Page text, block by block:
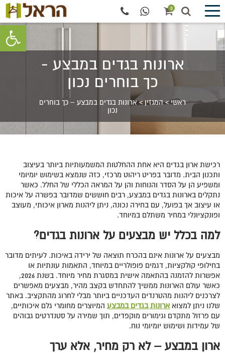
פתח
0
ארונות בגדים במבצע -
כך בוחרים נכון
ראשי>המגזין>ארונות בגדים במבצע – כך בוחרים
נכון
רכישת ארון בגדים היא אחת ההחלטות המשמעותיות ביותר בעיצוב
ותכנון הבית. מדובר בפריט ריהוט מרכזי, כזה שנמצא בשימוש יומיומי
ומשפיע הן על הסדר והנוחות והן על המראה הכללי של החלל. כאשר
נתקלים בארונות בגדים במבצע, רבים חוששים שמדובר בפשרה על איכות
או עיצוב אך בפועל, עם בחירה נכונה, ניתן ליהנות מארון איכותי, מעוצב
ופונקציונלי במחיר משתלם במיוחד.
למה בכלל יש מבצעים על ארונות בגדים?
מבצעים על ארונות אינם בהכרח תוצאה של ירידה באיכות. לעיתים מדובר
בחילופי קולקציות, דגמים פופולריים במיוחד, התאמות עונתיות או
אפשרות להזמנה בהתאמה אישית במסגרת מחיר מיוחד. בשנת 2026,
כאשר עולם הארונות ממשיך להתחדש בקצב מהיר, מבצעים מאפשרים
לצרכנים ליהנות מהטרנדים העדכניים ביותר מבלי לחרוג מהתקציב. באתר
שלנו ניתן למצוא ארונות בגדים במבצע המיוצרים מחומרי גלם איכותיים,
עם פרזול מתקדם וגימורים מוקפדים, תוך שמירה על סטנדרטים גבוהים
של עמידות ושימוש יומיומי נוח.
ארון במבצע – לא רק מחיר, אלא ערך